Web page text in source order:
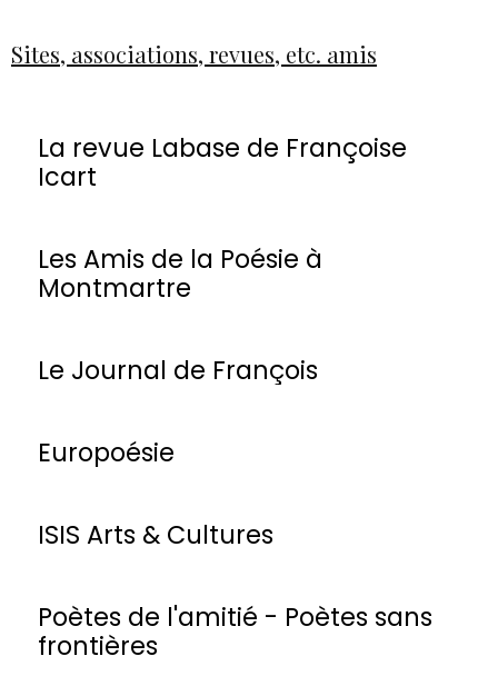
Sites, associations, revues, etc. amis
La revue Labase de Françoise
Icart
Les Amis de la Poésie à
Montmartre
Le Journal de François
Europoésie
ISIS Arts & Cultures
Poètes de l'amitié - Poètes sans
frontières